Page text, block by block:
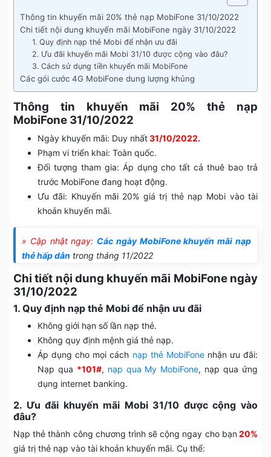
Thông tin khuyến mãi 20% thẻ nạp MobiFone 31/10/2022
Chi tiết nội dung khuyến mãi MobiFone ngày 31/10/2022
1. Quy định nạp thẻ Mobi để nhận ưu đãi
2. Ưu đãi khuyến mãi Mobi 31/10 được cộng vào đâu?
3. Cách sử dụng tiền khuyến mãi MobiFone
Các gói cước 4G MobiFone dung lượng khủng
Thông tin khuyến mãi 20% thẻ nạp
MobiFone 31/10/2022
Ngày khuyến mãi: Duy nhất31/10/2022.
Phạm vi triển khai: Toàn quốc.
Đối tượng tham gia: Áp dụng cho tất cả thuê bao trả
trước MobiFone đang hoạt động.
Ưu đãi: Khuyến mãi 20% giá trị thẻ nạp Mobi vào tài
khoản khuyến mãi.
» Cập nhật ngay: Các ngày MobiFone khuyến mãi nạp
thẻ hấp dẫn trong tháng 11/2022
Chi tiết nội dung khuyến mãi MobiFone ngày
31/10/2022
1. Quy định nạp thẻ Mobi để nhận ưu đãi
Không giới hạn số lần nạp thẻ.
Không quy định mệnh giá thẻ nạp.
Áp dụng cho mọi cách nạp thẻ MobiFonenhận ưu đãi:
Nạp qua *101#, nạp qua My MobiFone, nạp qua ứng
dụng internet banking.
2. Ưu đãi khuyến mãi Mobi 31/10 được cộng vào
đâu?
Nạp thẻ thành công chương trình sẽ cộng ngay cho bạn20%
giá trị thẻ nạp vào tài khoản khuyến mãi. Cụ thể: